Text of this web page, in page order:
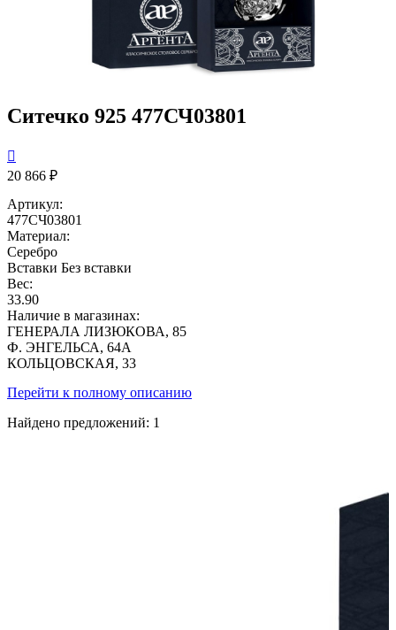
Ситечко 925 477СЧ03801

20 866 ₽
Артикул:
477СЧ03801
Материал:
Серебро
Вставки Без вставки
Вес:
33.90
Наличие в магазинах:
ГЕНЕРАЛА ЛИЗЮКОВА, 85
Ф. ЭНГЕЛЬСА, 64А
КОЛЬЦОВСКАЯ, 33
Перейти к полному описанию
Найдено предложений: 1